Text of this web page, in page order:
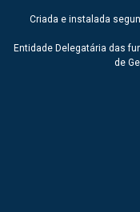
Criada e instalada
Entidade Delegatária das
de